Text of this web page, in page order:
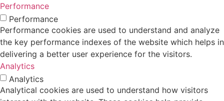
Performance
Performance
Performance cookies are used to understand and analyze
the key performance indexes of the website which helps in
delivering a better user experience for the visitors.
Analytics
Analytics
Analytical cookies are used to understand how visitors